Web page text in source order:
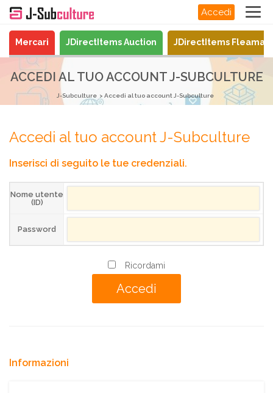
Accedi
Mercari JDirectItems Auction JDirectItems
ACCEDI AL TUO ACCOUNT J-SUBCULTURE
J-Subculture Accedi al tuo account J-Subculture
Accedi al tuo account J-Subculture
Inserisci di seguito le tue credenziali.
Nome utente
(ID)
Password
Ricordami
Informazioni